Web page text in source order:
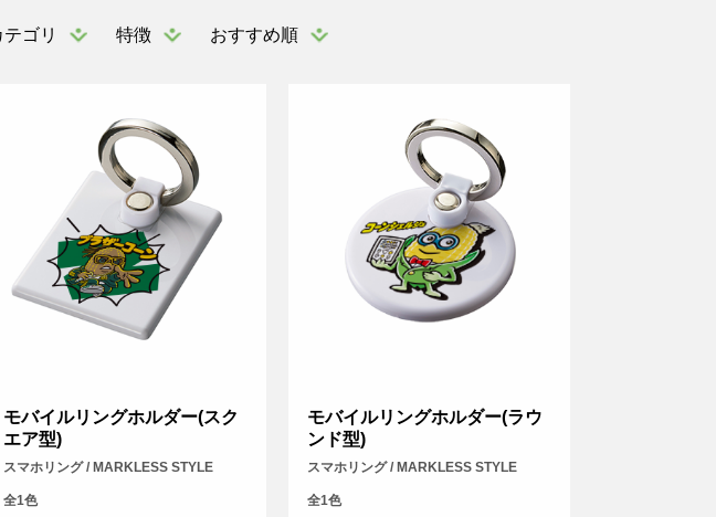
ゴリ 特徴 おすすめ順
モバイルリングホルダー(スク
エア型)
スマホリング / MARKLESS STYLE
全1色
モバイルリングホルダー(ラウ
ンド型)
スマホリング / MARKLESS STYLE
全1色